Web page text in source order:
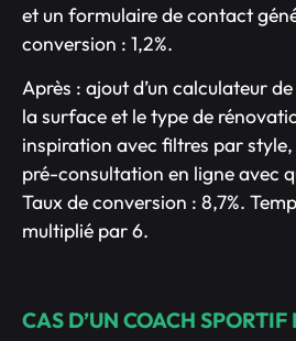
et un formulaire de contact
conversion : 1,2%.
Après : ajout d’un calculateur
la surface et le type de
inspiration avec filtres par style,
pré-consultation en ligne avec
Taux de conversion : 8,7%.
multiplié par 6.
CAS D’UN COACH